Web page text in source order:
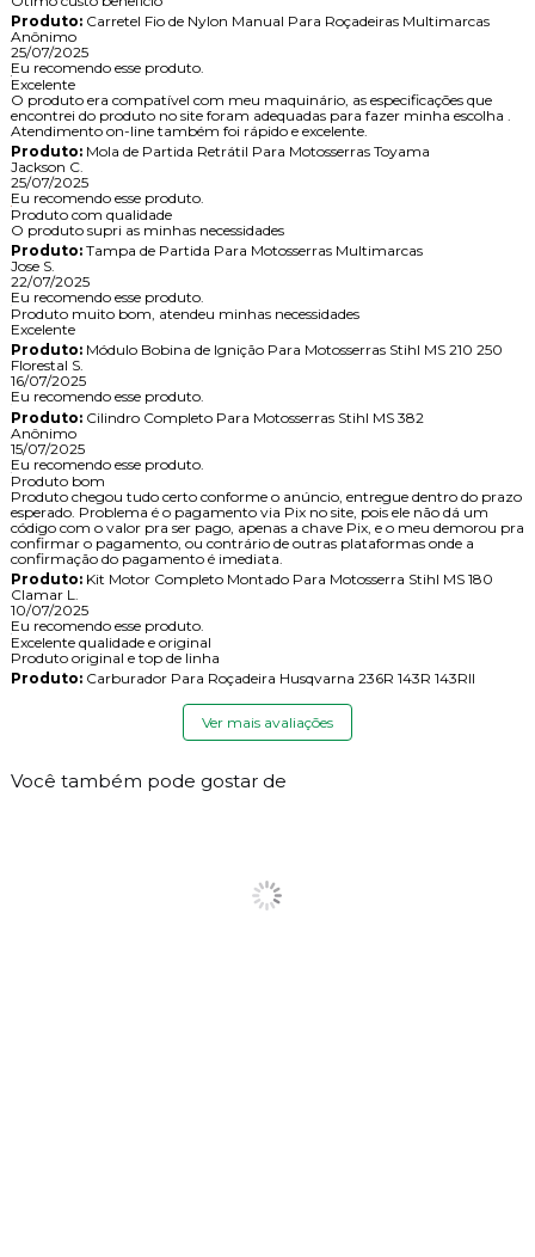
Produto:Carretel Fio de Nylon Manual Para Roçadeiras Multimarcas
Anônimo
25/07/2025
Eu recomendo esse produto.
Excelente
O produto era compatível com meu maquinário, as especificações que
encontrei do produto no site foram adequadas para fazer minha escolha .
Atendimento on-line também foi rápido e excelente.
Produto:Mola de Partida Retrátil Para Motosserras Toyama
Jackson C.
25/07/2025
Eu recomendo esse produto.
Produto com qualidade
O produto supri as minhas necessidades
Produto:Tampa de Partida Para Motosserras Multimarcas
Jose S.
22/07/2025
Eu recomendo esse produto.
Produto muito bom, atendeu minhas necessidades
Excelente
Produto:Módulo Bobina de Ignição Para Motosserras Stihl MS 210 250
Florestal S.
16/07/2025
Eu recomendo esse produto.
Produto:Cilindro Completo Para Motosserras Stihl MS 382
Anônimo
15/07/2025
Eu recomendo esse produto.
Produto bom
Produto chegou tudo certo conforme o anúncio, entregue dentro do prazo
esperado. Problema é o pagamento via Pix no site, pois ele não dá um
código com o valor pra ser pago, apenas a chave Pix, e o meu demorou pra
confirmar o pagamento, ou contrário de outras plataformas onde a
confirmação do pagamento é imediata.
Produto:Kit Motor Completo Montado Para Motosserra Stihl MS 180
Clamar L.
10/07/2025
Eu recomendo esse produto.
Excelente qualidade e original
Produto original e top de linha
Produto:Carburador Para Roçadeira Husqvarna 236R 143R 143RII
Ver mais avaliações
Você também pode gostar de